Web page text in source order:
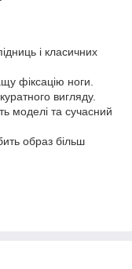
і класичних
фіксацію ноги.
вигляду.
моделі та сучасний
образ більш